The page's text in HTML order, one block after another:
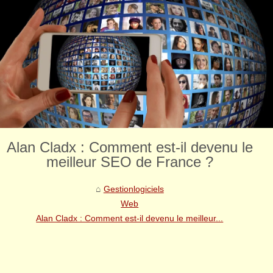
Alan Cladx : Comment est-il devenu le
meilleur SEO de France ?
Gestionlogiciels
Web
Alan Cladx : Comment est-il devenu le meilleur...